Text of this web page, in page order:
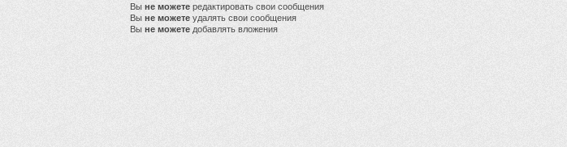
Вы не можете редактировать свои сообщения
Вы не можете удалять свои сообщения
Вы не можете добавлять вложения